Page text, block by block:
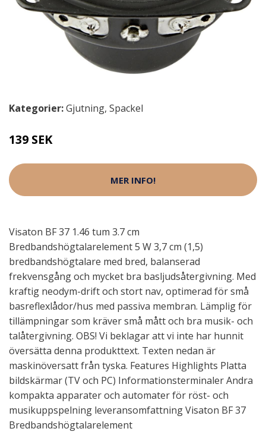
Kategorier:Gjutning, Spackel
139 SEK
MER INFO!
Visaton BF 37 1.46 tum 3.7 cm
Bredbandshögtalarelement 5 W 3,7 cm (1,5)
bredbandshögtalare med bred, balanserad
frekvensgång och mycket bra basljudsåtergivning. Med
kraftig neodym-drift och stort nav, optimerad för små
basreflexlådor/hus med passiva membran. Lämplig för
tillämpningar som kräver små mått och bra musik- och
talåtergivning. OBS! Vi beklagar att vi inte har hunnit
översätta denna produkttext. Texten nedan är
maskinöversatt från tyska. Features Highlights Platta
bildskärmar (TV och PC) Informationsterminaler Andra
kompakta apparater och automater för röst- och
musikuppspelning leveransomfattning Visaton BF 37
Bredbandshögtalarelement